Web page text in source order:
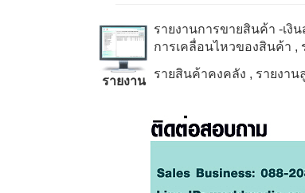
รายงาน
รายงานการขายสินค้า -เงิ
การเคลื่อนไหวของสินค้า ,
รายสินค้าคงคลัง , รายงาน